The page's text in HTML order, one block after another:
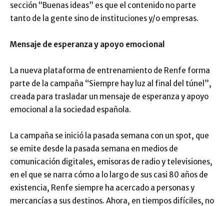
sección “Buenas ideas” es que el contenido no parte
tanto de la gente sino de instituciones y/o empresas.
Mensaje de esperanza y apoyo emocional
La nueva plataforma de entrenamiento de Renfe forma
parte de la campaña “Siempre hay luz al final del túnel”,
creada para trasladar un mensaje de esperanza y apoyo
emocional a la sociedad española.
La campaña se inició la pasada semana con un spot, que
se emite desde la pasada semana en medios de
comunicación digitales, emisoras de radio y televisiones,
en el que se narra cómo a lo largo de sus casi 80 años de
existencia, Renfe siempre ha acercado a personas y
mercancías a sus destinos. Ahora, en tiempos difíciles, no